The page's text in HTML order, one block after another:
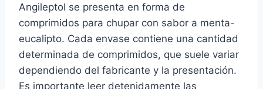
Angileptol se presenta en forma de
comprimidos para chupar con sabor a menta-
eucalipto. Cada envase contiene una cantidad
determinada de comprimidos, que suele variar
dependiendo del fabricante y la presentación.
Es importante leer detenidamente las